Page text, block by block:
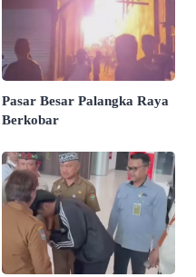
Pasar Besar Palangka Raya
Berkobar